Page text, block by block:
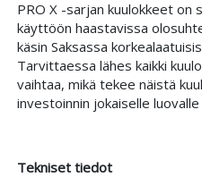
PRO X -sarjan kuulokkeet on
käyttöön haastavissa
käsin Saksassa
Tarvittaessa lähes kaikki
vaihtaa, mikä tekee näistä
investoinnin jokaiselle
Tekniset tiedot